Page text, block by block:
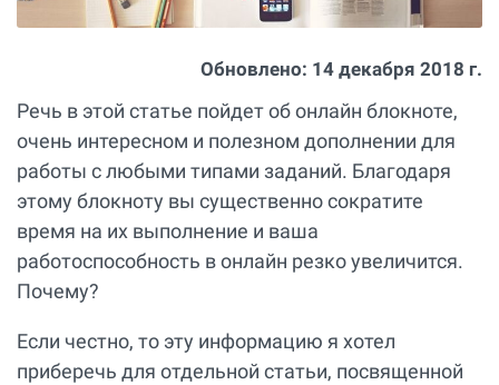
Обновлено: 14 декабря 2018 г.
Речь в этой статье пойдет об онлайн блокноте,
очень интересном и полезном дополнении для
работы с любыми типами заданий. Благодаря
этому блокноту вы существенно сократите
время на их выполнение и ваша
работоспособность в онлайн резко увеличится.
Почему?
Если честно, то эту информацию я хотел
приберечь для отдельной статьи, посвященной